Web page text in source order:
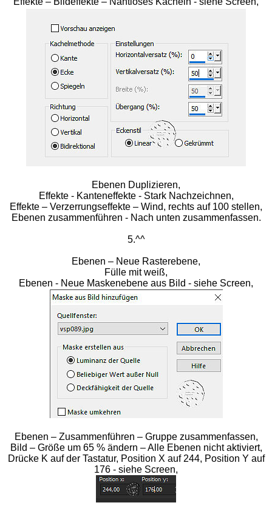
Ebenen Duplizieren,
Effekte - Kanteneffekte - Stark Nachzeichnen,
Effekte – Verzerrungseffekte – Wind, rechts auf 100 stellen,
Ebenen zusammenführen - Nach unten zusammenfassen.
5.^^
Ebenen – Neue Rasterebene,
Fülle mit weiß,
Ebenen - Neue Maskenebene aus Bild - siehe Screen,
Ebenen – Zusammenführen – Gruppe zusammenfassen,
Bild – Größe um 65 % ändern – Alle Ebenen nicht aktiviert,
Drücke K auf der Tastatur, Position X auf 244, Position Y auf
176 - siehe Screen,